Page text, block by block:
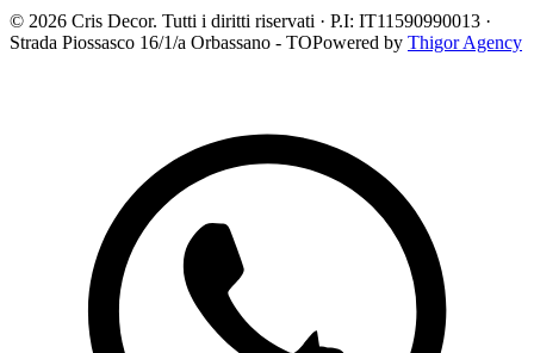
© 2026 Cris Decor. Tutti i diritti riservati · P.I: IT11590990013 ·
Strada Piossasco 16/1/a Orbassano - TOPowered by Thigor Agency